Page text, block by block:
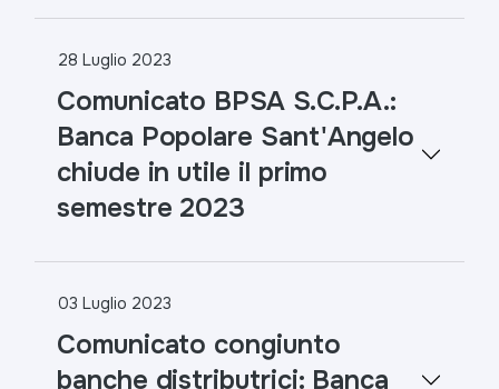
28 Luglio 2023
Comunicato BPSA S.C.P.A.:
Banca Popolare Sant'Angelo
chiude in utile il primo
semestre 2023
03 Luglio 2023
Comunicato congiunto
banche distributrici: Banca